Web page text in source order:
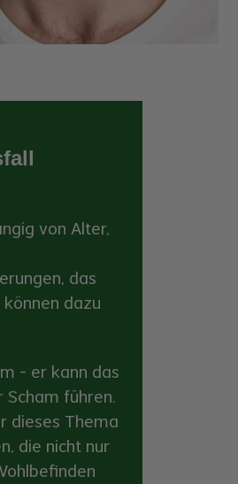
von Alter,
das
dazu
– er kann das
führen.
dieses Thema
die nicht nur